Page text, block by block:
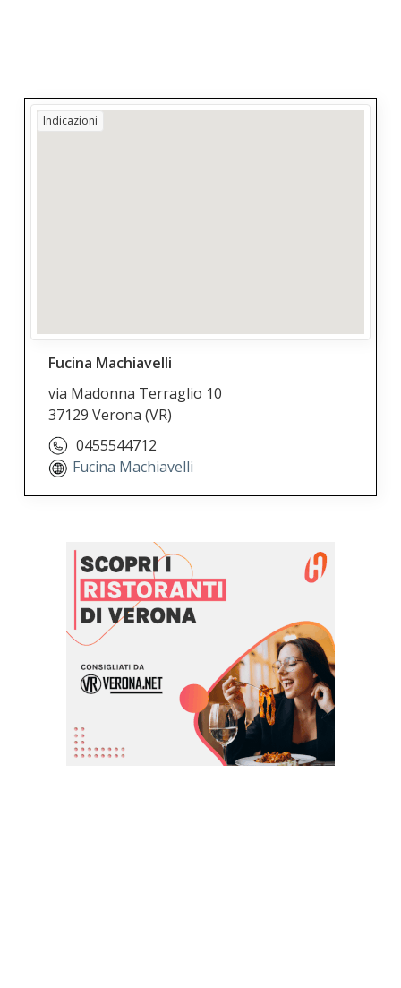
Indicazioni
Fucina Machiavelli
via Madonna Terraglio 10
37129 Verona(VR)
0455544712
Fucina Machiavelli